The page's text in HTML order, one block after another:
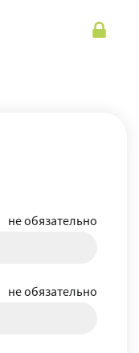
Войти
не обязательно
не обязательно